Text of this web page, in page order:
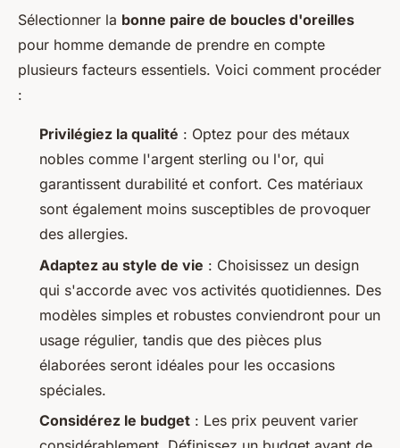
Sélectionner la bonne paire de boucles d'oreilles
pour homme demande de prendre en compte
plusieurs facteurs essentiels. Voici comment procéder
:
Privilégiez la qualité : Optez pour des métaux
nobles comme l'argent sterling ou l'or, qui
garantissent durabilité et confort. Ces matériaux
sont également moins susceptibles de provoquer
des allergies.
Adaptez au style de vie : Choisissez un design
qui s'accorde avec vos activités quotidiennes. Des
modèles simples et robustes conviendront pour un
usage régulier, tandis que des pièces plus
élaborées seront idéales pour les occasions
spéciales.
Considérez le budget : Les prix peuvent varier